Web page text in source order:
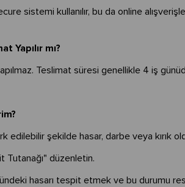
sistemi kullanılır, bu da online
Yapılır mı?
Teslimat süresi genellikle 4 iş
edilebilir şekilde hasar, darbe veya kırık
Tutanağı" düzenletin.
hasarı tespit etmek ve bu durumu